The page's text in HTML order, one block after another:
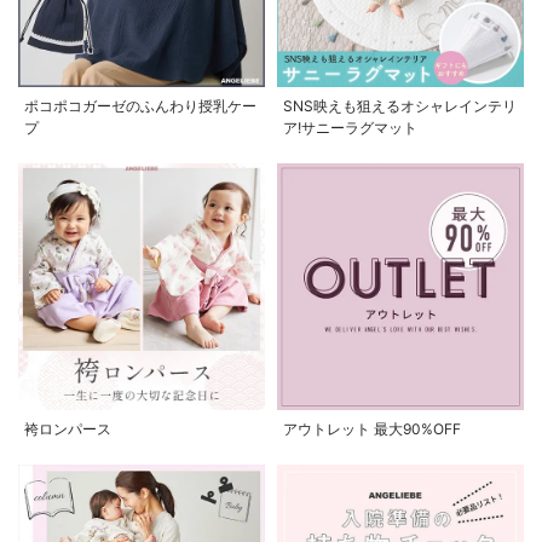
ポコポコガーゼのふんわり授乳ケー
プ
SNS映えも狙えるオシャレインテリ
ア!サニーラグマット
袴ロンパース アウトレット 最大90%OFF